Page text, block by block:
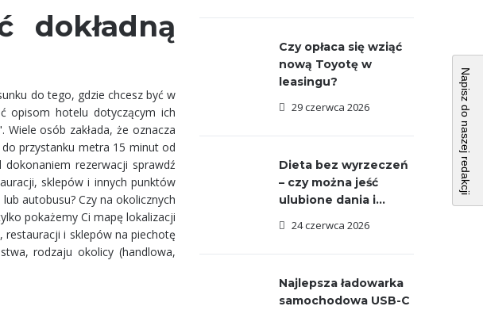
dokładną
do tego, gdzie chcesz być w
opisom hotelu dotyczącym ich
osób zakłada, że oznacza
przystanku metra 15 minut od
rezerwacji sprawdź
sklepów i innych punktów
autobusu? Czy na okolicznych
pokażemy Ci mapę lokalizacji
restauracji i sklepów na piechotę
rodzaju okolicy (handlowa,
Czy opłaca się wziąć
nową Toyotę w
leasingu?
29 czerwca 2026
Dieta bez wyrzeczeń
– czy można jeść
ulubione dania i...
24 czerwca 2026
Najlepsza ładowarka
samochodowa USB-C
Napisz do naszej redakcji